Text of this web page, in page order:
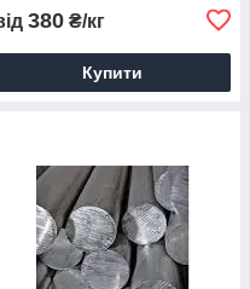
380 ₴/кг
Купити